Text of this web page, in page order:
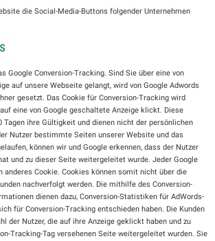
die Social-Media-Buttons folgender Unternehmen
Google Conversion-Tracking. Sind Sie über eine von
auf unsere Webseite gelangt, wird von Google Adwords
gesetzt. Das Cookie für Conversion-Tracking wird
eine von Google geschaltete Anzeige klickt. Diese
Tagen ihre Gültigkeit und dienen nicht der persönlichen
Nutzer bestimmte Seiten unserer Website und das
können wir und Google erkennen, dass der Nutzer
und zu dieser Seite weitergeleitet wurde. Jeder Google
anderes Cookie. Cookies können somit nicht über die
nachverfolgt werden. Die mithilfe des Conversion-
dienen dazu, Conversion-Statistiken für AdWords-
für Conversion-Tracking entschieden haben. Die Kunden
der Nutzer, die auf ihre Anzeige geklickt haben und zu
Tracking-Tag versehenen Seite weitergeleitet wurden. Sie